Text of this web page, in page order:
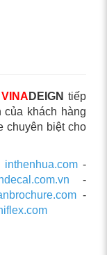
VINA DEIGN tiếp
khách hàng
chuyên biệt cho
inthenhua.com-
-
-